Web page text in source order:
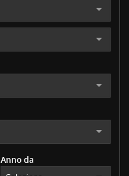
Anno da